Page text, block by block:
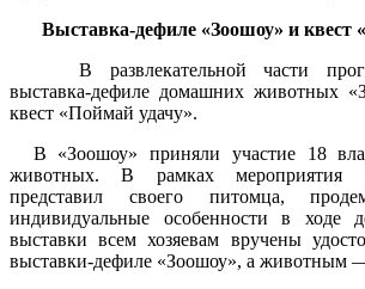
Выставка‑дефиле «Зоошоу» и квест
В развлекательной части
выставка‑дефиле домашних животных
квест «Поймай удачу».
В «Зоошоу» приняли участие 18
животных. В рамках мероприятия
представил своего питомца,
индивидуальные особенности в ходе
выставки всем хозяевам вручены
выставки‑дефиле «Зоошоу», а животным